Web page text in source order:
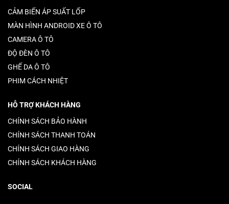
CẢM BIẾN ÁP SUẤT LỐP
MÀN HÌNH ANDROID XE Ô TÔ
CAMERA Ô TÔ
ĐỘ ĐÈN Ô TÔ
GHẾ DA Ô TÔ
PHIM CÁCH NHIỆT
HỖ TRỢ KHÁCH HÀNG
CHÍNH SÁCH BẢO HÀNH
CHÍNH SÁCH THANH TOÁN
CHÍNH SÁCH GIAO HÀNG
CHÍNH SÁCH KHÁCH HÀNG
SOCIAL